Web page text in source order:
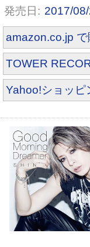
2017/
amazon.co.jp で
TOWER
Yahoo!ショッピ